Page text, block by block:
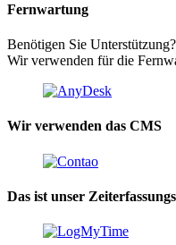
Fernwartung
Benötigen Sie Unterstützung?
Wir verwenden für die
Wir verwenden das CMS
Das ist unser